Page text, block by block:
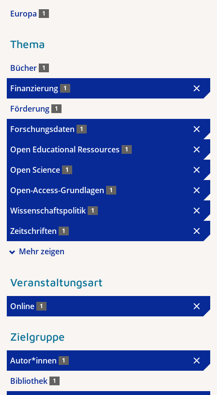
Europa 1
Thema
Bücher 1
Finanzierung 1
Förderung 1
Forschungsdaten 1
Open Educational Ressources 1
Open Science 1
Open-Access-Grundlagen 1
Wissenschaftspolitik 1
Zeitschriften 1
Mehr zeigen
Veranstaltungsart
Online 1
Zielgruppe
Autor*innen 1
Bibliothek 1